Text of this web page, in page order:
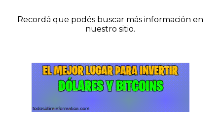
Recordá que podés buscar más información en
nuestro sitio.